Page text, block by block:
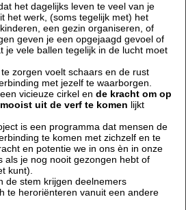
het dagelijks leven te veel van je
het werk, (soms tegelijk met) het
een gezin organiseren, of
geven je een opgejaagd gevoel of
je vele ballen tegelijk in de lucht moet
zorgen voelt schaars en de rust
met jezelf te waarborgen.
vicieuze cirkel en de kracht om op
uit de verf te komen lijkt
is een programma dat mensen de
te komen met zichzelf en te
en potentie we in ons èn in onze
als je nog nooit gezongen hebt of
kunt).
de stem krijgen deelnemers
te heroriënteren vanuit een andere